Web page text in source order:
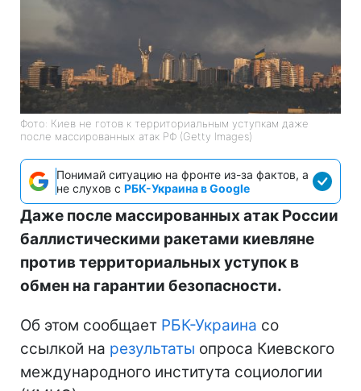
Фото: Киев не готов к территориальным уступкам даже
после массированных атак РФ (Getty Images)
Понимай ситуацию на фронте из-за фактов, а
не слухов с РБК-Украина в Google
Даже после массированных атак России
баллистическими ракетами киевляне
против территориальных уступок в
обмен на гарантии безопасности.
Об этом сообщает РБК-Украина со
ссылкой на результаты опроса Киевского
международного института социологии